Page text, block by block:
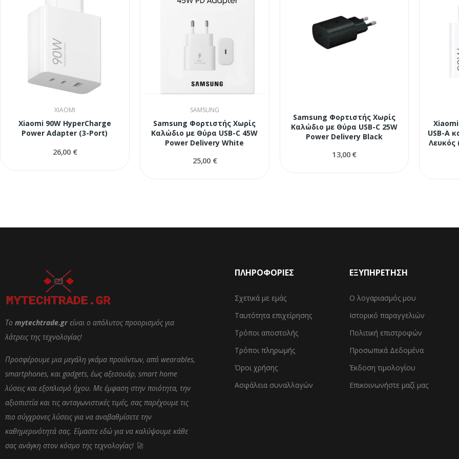
XIAOMI
Xiaomi 90W HyperCharge
Power Adapter (3-Port)
26,00 €
SAMSUNG
Samsung Φορτιστής Χωρίς
Καλώδιο με Θύρα USB-C 45W
Power Delivery White
25,00 €
Samsung Φορτιστής Χωρίς
Καλώδιο με Θύρα USB-C 25W
Power Delivery Black
13,00 €
USB-A
Λευκός
Το mytechtrade.grείναι ο απόλυτος προορισμός για
λάτρεις της τεχνολογίας!
Προσφέρουμε μια μεγάλη γκάμα προϊόντων, από wearables,
smartphones, και gadgets, έως αξεσουάρ, smart home
λύσεις και εξοπλισμό ήχου. Με έμφαση στην ποιότητα, την
αξιοπιστία και τις ανταγωνιστικές τιμές, σας παρέχουμε τις
πιο σύγχρονες λύσεις για να αναβαθμίσετε την
καθημερινότητά σας. Είμαστε εδώ για να καλύψουμε κάθε
σας ανάγκη στον κόσμο της τεχνολογίας! 🚀
ΠΛΗΡΟΦΟΡΙΕΣ
Σχετικά με εμάς
Ταυτότητα επιχείρησης
Τρόποι αποστολής
Τρόποι πληρωμής
Όροι χρήσης
Ασφάλεια συναλλαγών
ΕΞΥΠΗΡΕΤΗΣΗ
Ο λογαριασμός μου
Ιστορικό παραγγελιών
Πολιτική επιστροφών
Προσωπικά Δεδομένα
Έκδοση τιμολογίου
Επικοινωνήστε μαζί μας